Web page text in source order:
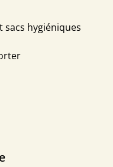
hygiéniques